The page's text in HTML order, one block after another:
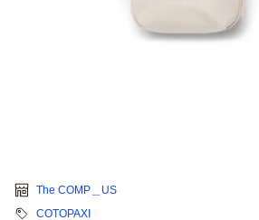
The COMP＿US
COTOPAXI